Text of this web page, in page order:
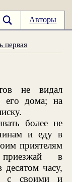
Авторы
первая
не видал
его дома; на
более не
и еду в
приятелям
в
часу,
с своими и